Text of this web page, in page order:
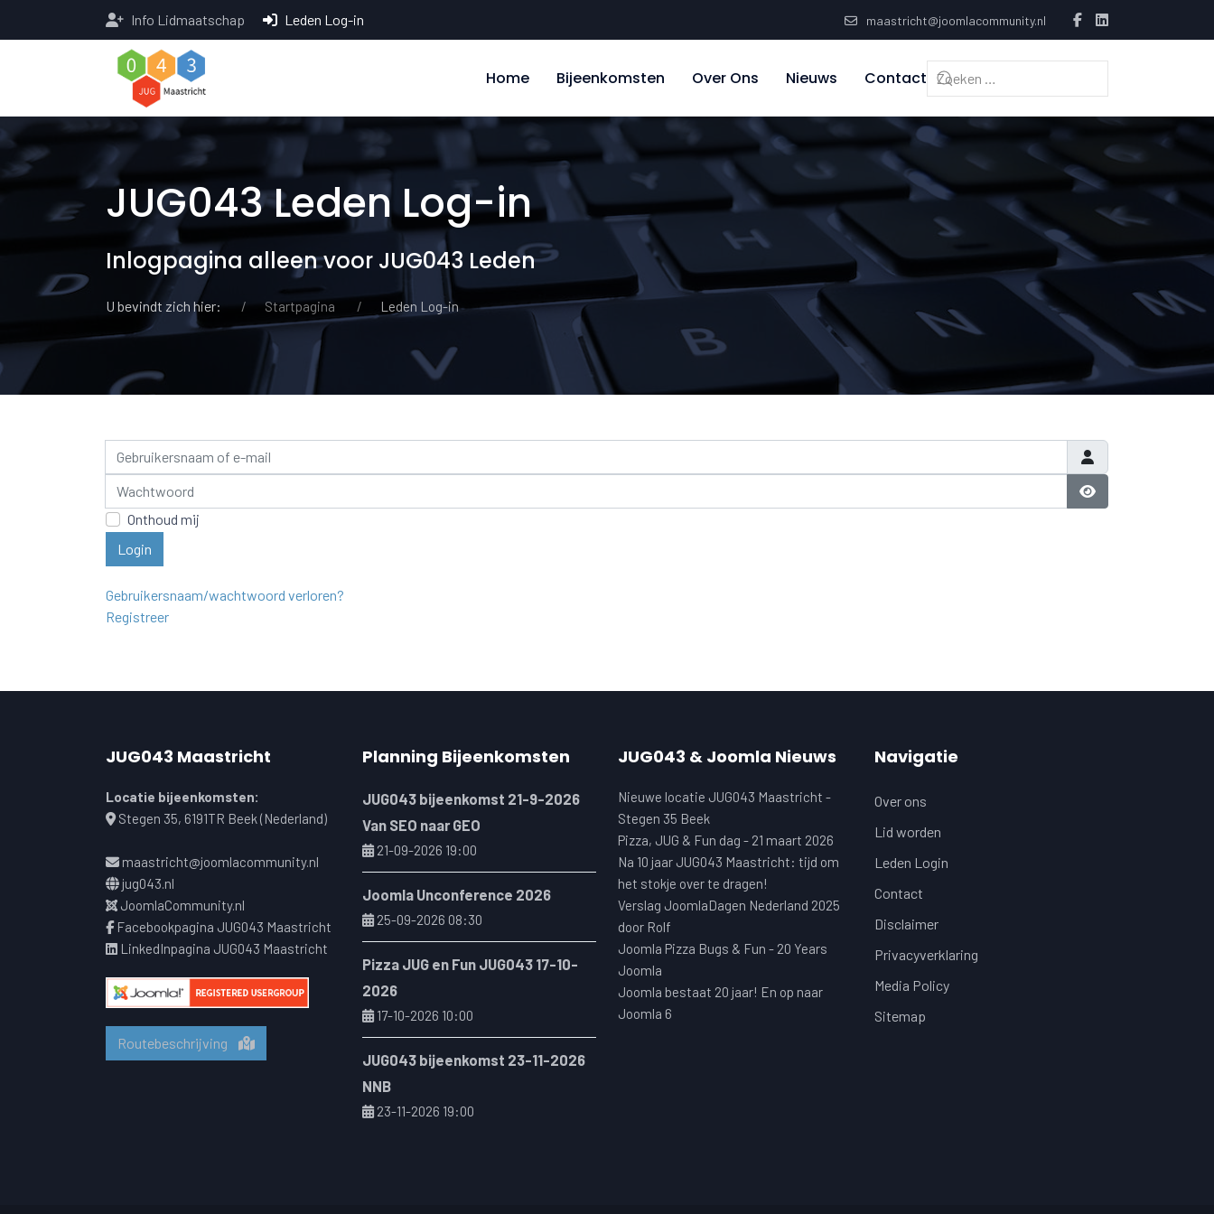
Info Lidmaatschap Leden Log-in maastricht@joomlacommunity.nl
Home Bijeenkomsten Over Ons Nieuws Contact
JUG043 Leden Log-in
Inlogpagina alleen voor JUG043 Leden
U bevindt zich hier: Startpagina Leden Log-in
Gebruikersnaam of e-mail
Wachtwoord
Laat wachtwoord
Onthoud mij
Login
Gebruikersnaam/wachtwoord verloren?
Registreer
JUG043 Maastricht
Locatie bijeenkomsten:
Stegen 35, 6191TR Beek (Nederland)
maastricht@joomlacommunity.nl
jug043.nl
JoomlaCommunity.nl
Facebookpagina JUG043 Maastricht
LinkedInpagina JUG043 Maastricht
Routebeschrijving
Planning Bijeenkomsten
JUG043 bijeenkomst 21-9-2026
Van SEO naar GEO
21-09-2026 19:00
Joomla Unconference 2026
25-09-2026 08:30
Pizza JUG en Fun JUG043 17-10-
2026
17-10-2026 10:00
JUG043 bijeenkomst 23-11-2026
NNB
23-11-2026 19:00
JUG043 & Joomla Nieuws
Nieuwe locatie JUG043 Maastricht -
Stegen 35 Beek
Pizza, JUG & Fun dag - 21 maart 2026
Na 10 jaar JUG043 Maastricht: tijd om
het stokje over te dragen!
Verslag JoomlaDagen Nederland 2025
door Rolf
Joomla Pizza Bugs & Fun - 20 Years
Joomla
Joomla bestaat 20 jaar! En op naar
Joomla 6
Navigatie
Over ons
Lid worden
Leden Login
Contact
Disclaimer
Privacyverklaring
Media Policy
Sitemap